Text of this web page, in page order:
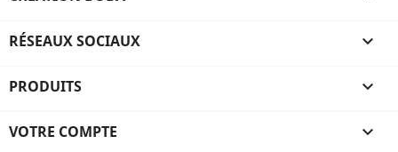
RÉSEAUX SOCIAUX 
PRODUITS 
VOTRE COMPTE 